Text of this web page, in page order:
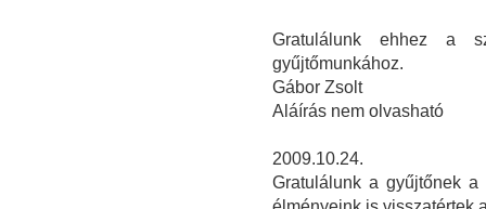
Gratulálunk ehhez a
gyűjtőmunkához.
Gábor Zsolt
Aláírás nem olvasható
2009.10.24.
Gratulálunk a gyűjtőnek a